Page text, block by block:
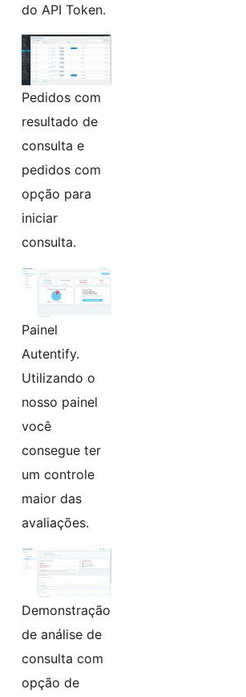
do API Token.
Pedidos com
resultado de
consulta e
pedidos com
opção para
iniciar
consulta.
Painel
Autentify.
Utilizando o
nosso painel
você
consegue ter
um controle
maior das
avaliações.
Demonstração
de análise de
consulta com
opção de